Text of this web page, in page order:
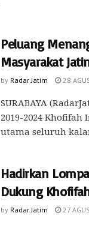
Peluang
Masyarakat
by Radar Jatim 28
SURABAYA
2019-2024
utama seluruh
Hadirkan
Dukung
by Radar Jatim 27